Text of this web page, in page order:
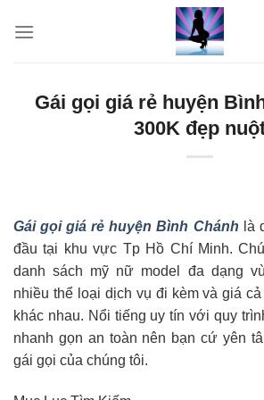
Gái gọi giá rẻ huyện
300K đẹp
Gái gọi giá rẻ huyện Bình Chánh là
đầu tại khu vực Tp Hồ Chí Minh.
danh sách mỹ nữ model đa dạng
nhiều thể loại dịch vụ đi kèm và giá
khác nhau. Nổi tiếng uy tín với quy
nhanh gọn an toàn nên bạn cứ yên
gái gọi của chúng tôi.